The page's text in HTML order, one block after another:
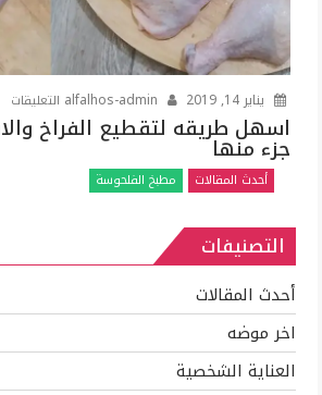
يناير 14, 2019 التعليقات
اسهل طريقه لتقطيع الفراخ
جزء منها
أحدث المقالات مطبخ الفلحوسة
التصنيفات
أحدث المقالات
اخر موضه
العناية الشخصية